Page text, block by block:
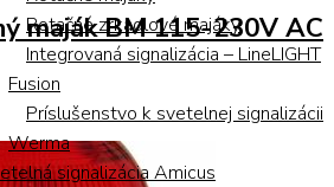
Rotačné zrkadlové majáky
Integrovaná signalizácia – LineLIGHT
Fusion
Príslušenstvo k svetelnej signalizácii
Werma
signalizácia Amicus
maják BM 115-230V AC